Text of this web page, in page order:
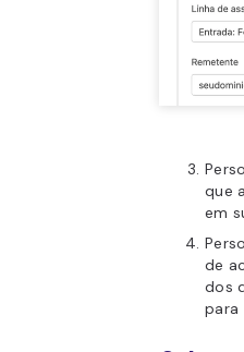
que
em
de
dos
para